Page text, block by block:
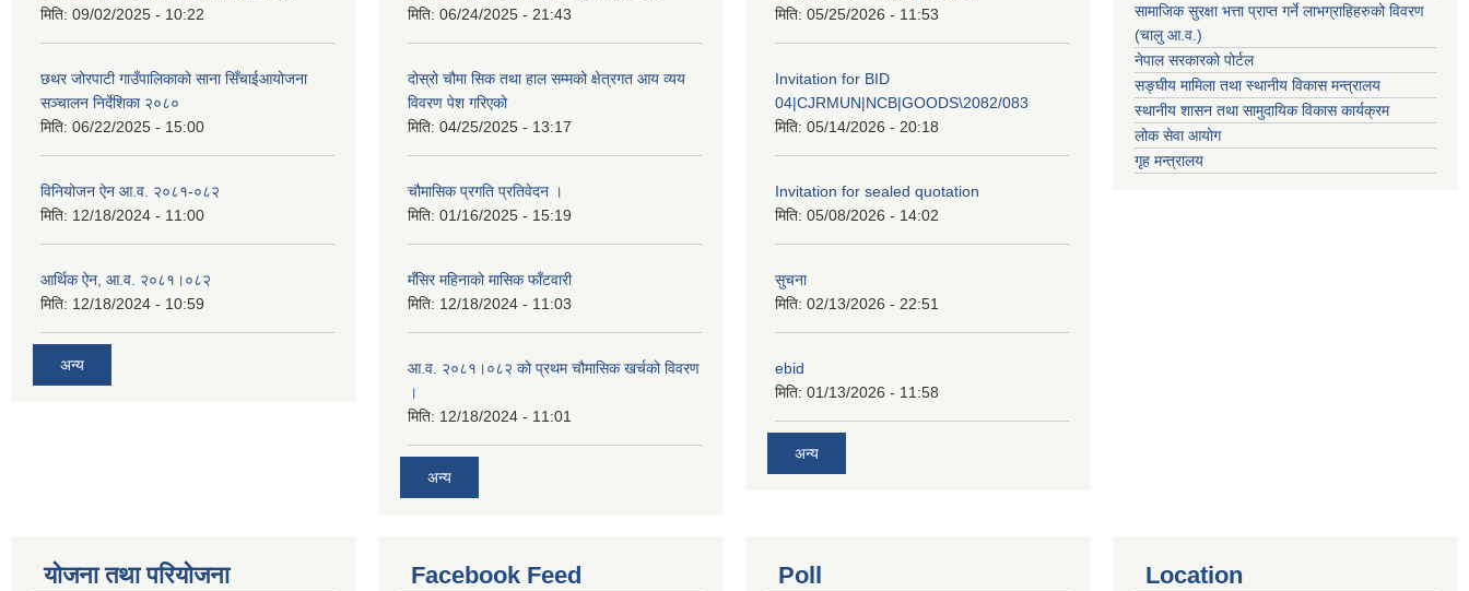
मिति: 09/02/2025 - 10:22
छथर जोरपाटी गाउँपालिकाको साना सिँचाईआयोजना
सञ्चालन निर्देशिका २०८०
मिति: 06/22/2025 - 15:00
विनियोजन ऐन आ.व. २०८१-०८२
मिति: 12/18/2024 - 11:00
आर्थिक ऐन, आ.व. २०८१।०८२
मिति: 12/18/2024 - 10:59
अन्य
मिति: 06/24/2025 - 21:43
दोस्रो चौमा सिक तथा हाल सम्मको क्षेत्रगत आय व्यय
विवरण पेश गरिएको
मिति: 04/25/2025 - 13:17
चौमासिक प्रगति प्रतिवेदन ।
मिति: 01/16/2025 - 15:19
मँसिर महिनाको मासिक फाँटवारी
मिति: 12/18/2024 - 11:03
आ.व. २०८१।०८२ को प्रथम चौमासिक खर्चको विवरण
।
मिति: 12/18/2024 - 11:01
अन्य
मिति: 05/25/2026 - 11:53
Invitation for BID
04|CJRMUN|NCB|GOODS\2082/083
मिति: 05/14/2026 - 20:18
Invitation for sealed quotation
मिति: 05/08/2026 - 14:02
सुचना
मिति: 02/13/2026 - 22:51
ebid
मिति: 01/13/2026 - 11:58
अन्य
सामाजिक सुरक्षा भत्ता प्राप्त गर्ने लाभग्राहिहरुको विवरण
(चालु आ.व.)
नेपाल सरकारको पोर्टल
सङ्घीय मामिला तथा स्थानीय विकास मन्त्रालय
स्थानीय शासन तथा सामुदायिक विकास कार्यक्रम
लोक सेवा आयोग
गृह मन्त्रालय
योजना तथा परियोजना Facebook Feed Poll Location